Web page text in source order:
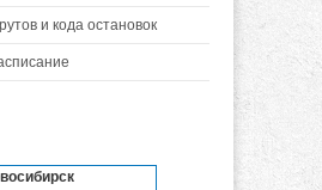
и кода остановок